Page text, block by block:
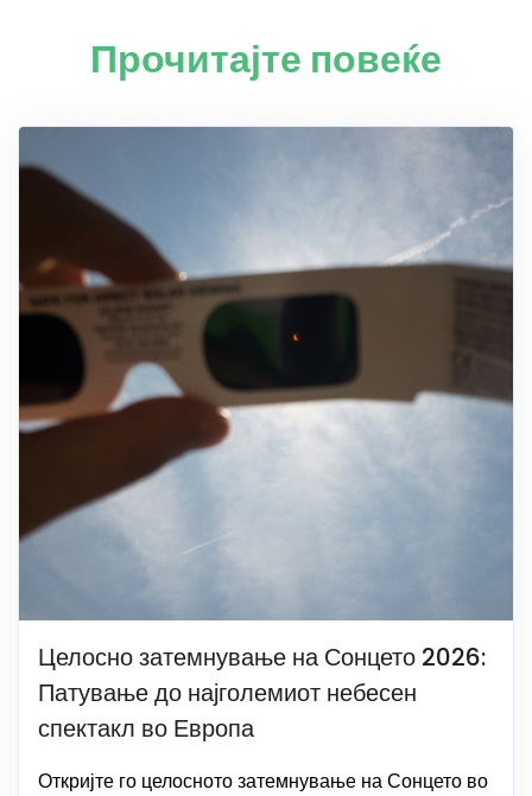
Прочитајте повеќе
Целосно затемнување на Сонцето 2026:
Патување до најголемиот небесен
спектакл во Европа
Откријте го целосното затемнување на Сонцето во